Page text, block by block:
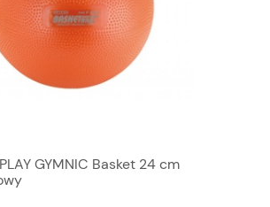
GYMNIC Basket 24 cm